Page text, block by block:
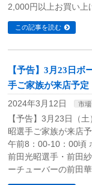
2,000円以上お買い
この記事を読む
【予告】3月23日ボ
手ご家族が来店予定
2024年3月12日
市場
【予告】3月23日（
昭選手ご家族が来店
午前8：00-10：00頃
前田光昭選手・前田
ーチューバーの前田